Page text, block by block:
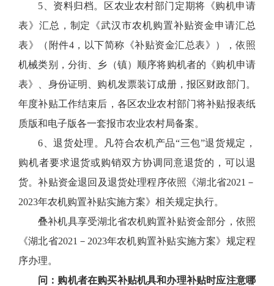
5、资料归档。区农业农村部门定期将《购机申请
表》汇总，制定《武汉市农机购置补贴资金申请汇总
表》（附件4，以下简称《补贴资金汇总表》），依照
机械类别，分街、乡（镇）顺序将购机者的《购机申请
表》、身份证明、购机发票装订成册，报区财政部门。
年度补贴工作结束后，各区农业农村部门将补贴报表纸
质版和电子版各一套报市农业农村局备案。
6、退货处理。凡符合农机产品“三包”退货规定，
购机者要求退货或购销双方协调同意退货的，可以退
货。补贴资金退回及退货处理程序依照《湖北省2021－
2023年农机购置补贴实施方案》相关规定执行。
叠补机具享受湖北省农机购置补贴资金部分，依照
《湖北省2021－2023年农机购置补贴实施方案》规定程
序办理。
问：购机者在购买补贴机具和办理补贴时应注意哪